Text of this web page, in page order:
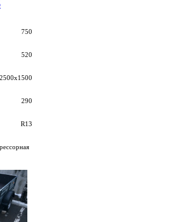
750
520
2500х1500
290
R13
рессорная